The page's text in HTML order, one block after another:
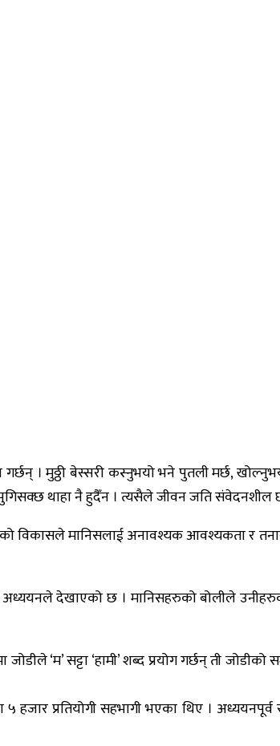
। मुठ्ठी बेस्सरी कस्नुभयो भने पुतली मर्छ,
थाहा नै हुदैँन । त्यसैले जीवन जति संवेदनशील
विकासले मानिसलाई अनावश्यक आवश्यकता र
देखाएको छ । मानिसहरुको बोलीले
‘म’ सट्टा ‘हामी’ शब्द प्रयोग गर्छन् ती
प्रतियोगी सहभागी भएका थिए ।